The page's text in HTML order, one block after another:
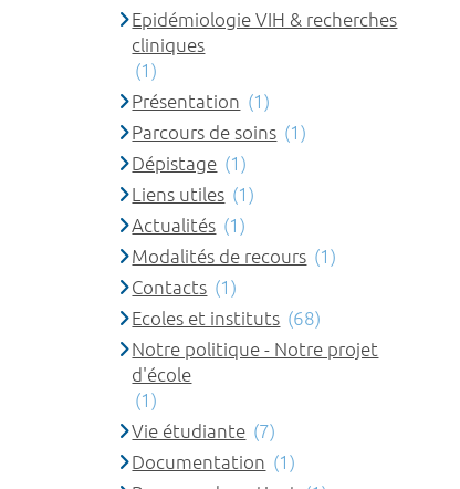
Epidémiologie VIH & recherches
cliniques
(1)
Présentation (1)
Parcours de soins (1)
Dépistage (1)
Liens utiles (1)
Actualités (1)
Modalités de recours (1)
Contacts (1)
Ecoles et instituts (68)
Notre politique - Notre projet
d'école
(1)
Vie étudiante (7)
Documentation (1)